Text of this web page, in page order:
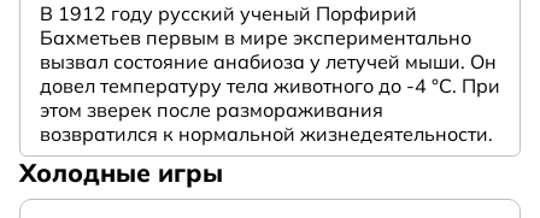
В 1912 году русский ученый Порфирий
Бахметьев первым в мире экспериментально
вызвал состояние анабиоза у летучей мыши. Он
довел температуру тела животного до -4 °C. При
этом зверек после размораживания
возвратился к нормальной жизнедеятельности.
Холодные игры